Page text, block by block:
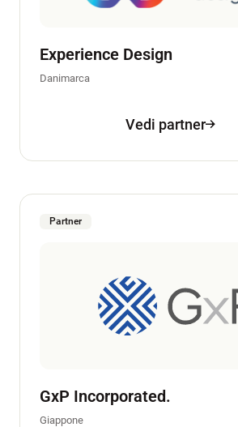
Experience Design
Danimarca
Vedi partner
Partner
GxP Incorporated.
Giappone